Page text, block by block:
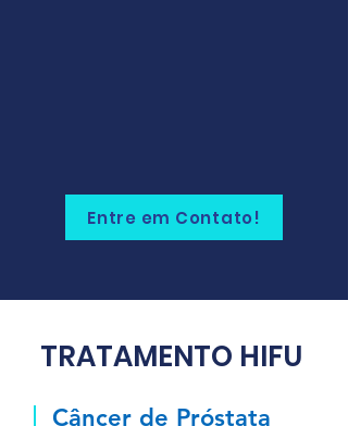
Entre em Contato!
TRATAMENTO HIFU
Câncer de Próstata